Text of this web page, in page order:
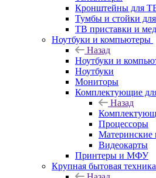
Кронштейны для
Тумбы и стойки
ТВ приставки и
Ноутбуки и компьютеры
Назад
Ноутбуки и
Ноутбуки
Мониторы
Комплектующие
Назад
Процессоры
Материнские
Видеокарты
Принтеры и МФУ
Крупная бытовая техника